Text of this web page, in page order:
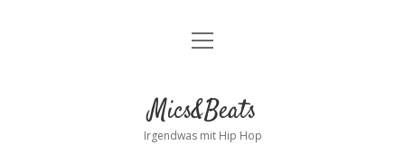
Kontakt
facebookinstagram
bandcamp
spotify
Menü
Mics&Beats
Irgendwas mit Hip Hop